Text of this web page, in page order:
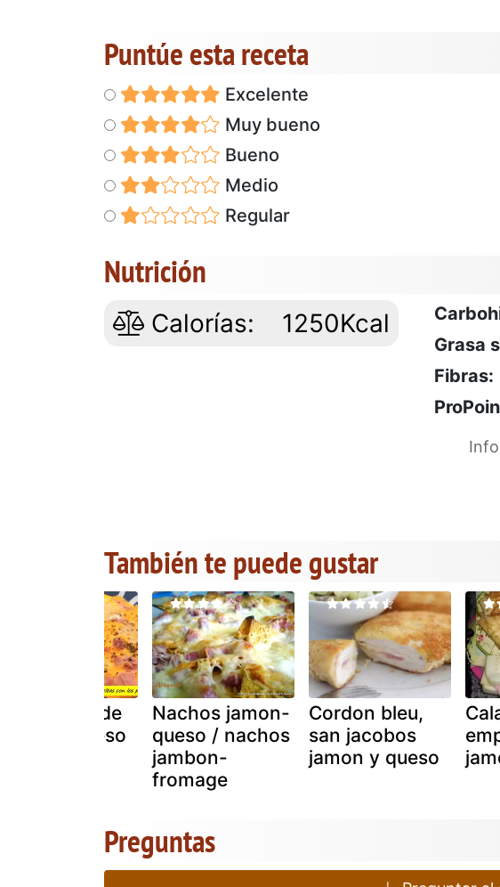
Puntúe esta receta
Excelente
Muy bueno
Bueno
Medio
Regular
Nutrición
Calorías: 1250Kcal
Grasa
Fibras:
También te puede gustar
pizza de
y queso
Nachos jamon-
queso / nachos
jambon-
fromage
Cordon bleu,
san jacobos
jamon y queso
Preguntas